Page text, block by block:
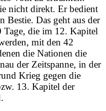
nicht direkt. Er bedient
Bestie. Das geht aus der
Tage, die im 12. Kapitel
mit den 42
die Nationen die
der Zeitspanne, in der
Krieg gegen die
13. Kapitel der